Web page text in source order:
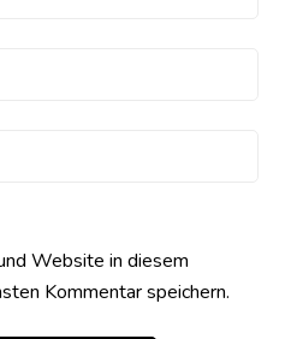
Website in diesem
Kommentar speichern.